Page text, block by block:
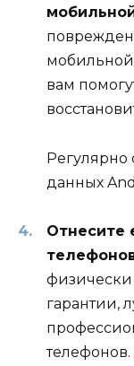
мобильной
вам
Регулярно
данных
Отнесите
физически
гарантии,
телефонов.